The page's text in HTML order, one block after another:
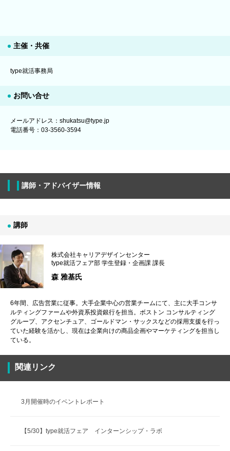
主催・共催
type就活事務局
お問い合せ
メールアドレス：shukatsu@type.jp
電話番号：03-3560-3594
講師・アドバイザー情報
講師
株式会社キャリアデザインセンター
type就活フェア部 学生登録・企画課 課長
森 雅基氏
6年間、広告営業に従事。大手企業中心の営業チームにて、主に大手コンサ
ルティングファームや外資系投資銀行を担当。ボストン コンサルティング
グループ、アクセンチュア、ゴールドマン・サックスなどの採用支援を行っ
ていた経験を活かし、現在は企業向けの商品企画やマーケティングを担当し
ている。
関連リンク
3月開催時のイベントレポート
【5/30】type就活フェア インターンシップ・ラボ